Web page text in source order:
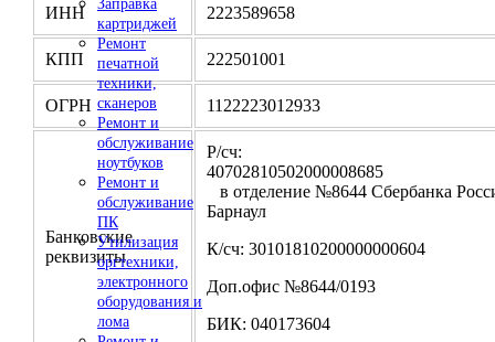
Заправка
картриджей
Ремонт
печатной
техники,
сканеров
Ремонт и
обслуживание
ноутбуков
Ремонт и
обслуживание
ПК
Утилизация
оргтехники,
электронного
оборудования и
лома
ИНН 2223589658
КПП 222501001
ОГРН 1122223012933
Банковские
реквизиты
Р/сч:
в отделение №8644 Сбербанка
Барнаул
К/сч: 30101810200000000604
Доп.офис №8644/0193
БИК: 040173604